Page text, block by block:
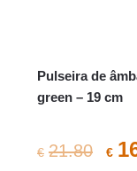
Pulseira de
green – 19 cm
€ 21.80
O
€